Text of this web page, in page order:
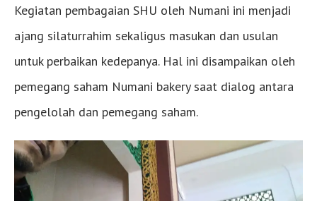
Kegiatan pembagaian SHU oleh Numani ini menjadi
ajang silaturrahim sekaligus masukan dan usulan
untuk perbaikan kedepanya. Hal ini disampaikan oleh
pemegang saham Numani bakery saat dialog antara
pengelolah dan pemegang saham.